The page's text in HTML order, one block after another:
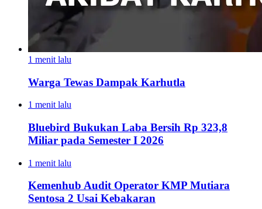
1 menit lalu
Warga Tewas Dampak Karhutla
1 menit lalu
Bluebird Bukukan Laba Bersih Rp 323,8
Miliar pada Semester I 2026
1 menit lalu
Kemenhub Audit Operator KMP Mutiara
Sentosa 2 Usai Kebakaran